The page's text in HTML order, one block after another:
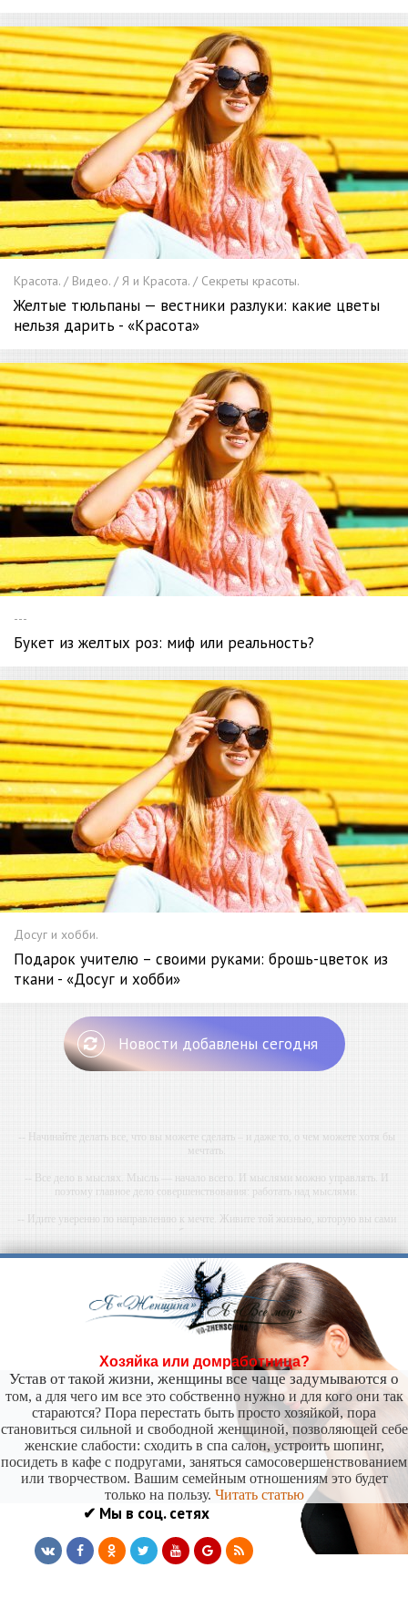
Красота. / Видео. / Я и Красота. / Секреты красоты.
Желтые тюльпаны — вестники разлуки: какие цветы
нельзя дарить - «Красота»
---
Букет из желтых роз: миф или реальность?
Досуг и хобби.
Подарок учителю – своими руками: брошь-цветок из
ткани - «Досуг и хобби»
Новости добавлены сегодня
-- Начинайте делать все, что вы можете сделать – и даже то, о чем можете хотя бы
мечтать.
-- Все дело в мыслях. Мысль — начало всего. И мыслями можно управлять. И
поэтому главное дело совершенствования: работать над мыслями.
-- Идите уверенно по направлению к мечте. Живите той жизнью, которую вы сами
-- Самое большое богатство — это ум. Самая большая нищета — глупость. Из всех
страхов самый пугающий — самолюбование.
-- Лучшее, что можно сделать с хорошим советом, это пропустить его мимо ушей. Он
никогда не бывает полезен никому, кроме того, кто его дал.
-- Люблю давать советы и очень не люблю, когда их дают мне.
Хозяйка или домработница?
Устав от такой жизни, женщины все чаще задумываются о
том, а для чего им все это собственно нужно и для кого они так
стараются? Пора перестать быть просто хозяйкой, пора
становиться сильной и свободной женщиной, позволяющей себе
женские слабости: сходить в спа салон, устроить шопинг,
посидеть в кафе с подругами, заняться самосовершенствованием
или творчеством. Вашим семейным отношениям это будет
только на пользу. Читать статью
✔ Мы в соц. сетях